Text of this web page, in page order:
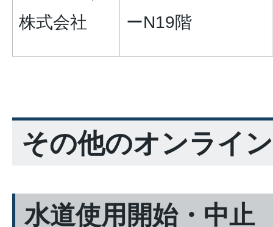
株式会社
ーN19階
その他のオンライ
水道使用開始・中止